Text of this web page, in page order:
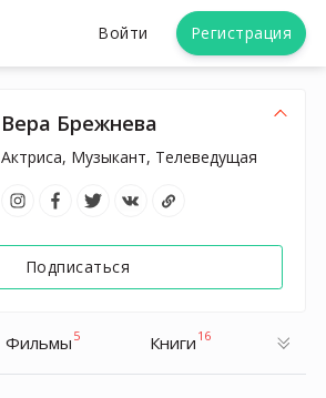
Войти Регистрация
Вера Брежнева
Актриса, Музыкант, Телеведущая
Подписаться
Фильмы 5 Книги 16